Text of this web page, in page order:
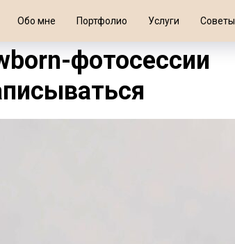
Обо мне Портфолио Услуги Советы
фотосессии